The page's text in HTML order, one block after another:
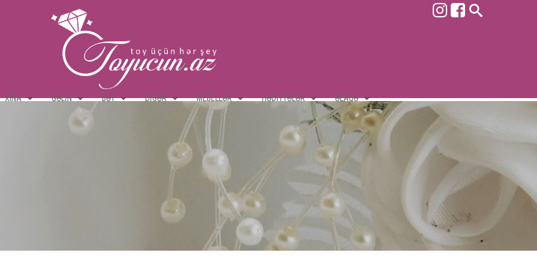
XINA GƏLIN BƏY DIGƏR MEBELLƏR HƏDIYYƏLƏR ƏLAQƏ